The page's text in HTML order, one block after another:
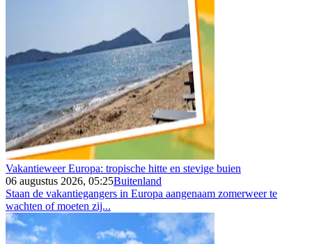
Vakantieweer Europa: tropische hitte en stevige buien
06 augustus 2026, 05:25Buitenland
Staan de vakantiegangers in Europa aangenaam zomerweer te
wachten of moeten zij...